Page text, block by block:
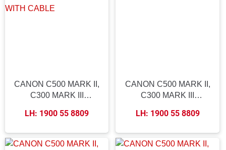
CANON C500 MARK II,
C300 MARK III
HANDLE WITH CABLE
LH: 1900 55 8809
CANON C500 MARK II,
C300 MARK III
LH: 1900 55 8809